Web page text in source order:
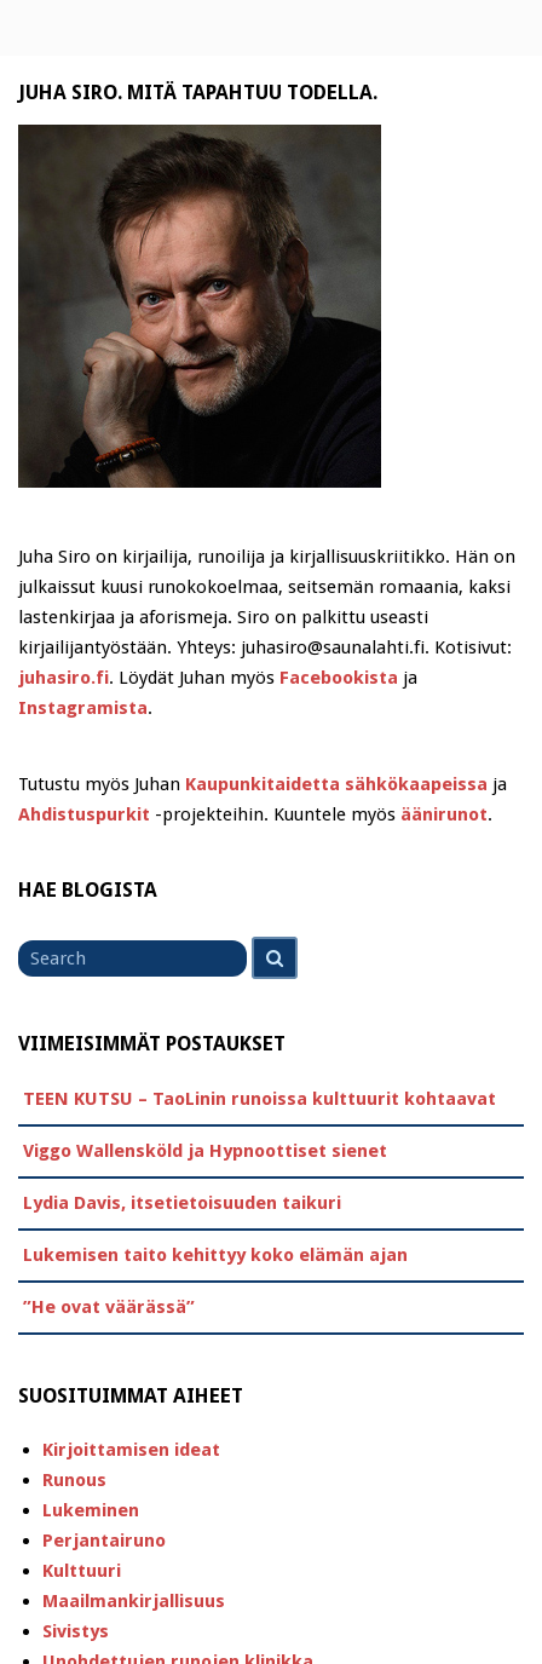
JUHA SIRO. MITÄ TAPAHTUU TODELLA.
Juha Siro on kirjailija, runoilija ja kirjallisuuskriitikko. Hän on
julkaissut kuusi runokokoelmaa, seitsemän romaania, kaksi
lastenkirjaa ja aforismeja. Siro on palkittu useasti
kirjailijantyöstään. Yhteys: juhasiro@saunalahti.fi. Kotisivut:
juhasiro.fi. Löydät Juhan myös Facebookista ja
Instagramista.
Tutustu myös Juhan Kaupunkitaidetta sähkökaapeissa ja
Ahdistuspurkit -projekteihin. Kuuntele myös äänirunot.
HAE BLOGISTA
Search
for
VIIMEISIMMÄT POSTAUKSET
TEEN KUTSU – TaoLinin runoissa kulttuurit kohtaavat
Viggo Wallensköld ja Hypnoottiset sienet
Lydia Davis, itsetietoisuuden taikuri
Lukemisen taito kehittyy koko elämän ajan
”He ovat väärässä”
SUOSITUIMMAT AIHEET
Kirjoittamisen ideat
Runous
Lukeminen
Perjantairuno
Kulttuuri
Maailmankirjallisuus
Sivistys